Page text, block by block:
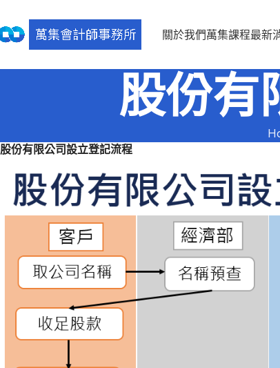
關於我們萬集課程最新
股份有
股份有限公司設立登記流程